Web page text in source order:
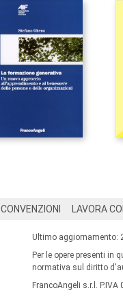
CONVENZIONI LAVORA
Ultimo aggiornamento:
Per le opere presenti in
normativa sul diritto
FrancoAngeli s.r.l.